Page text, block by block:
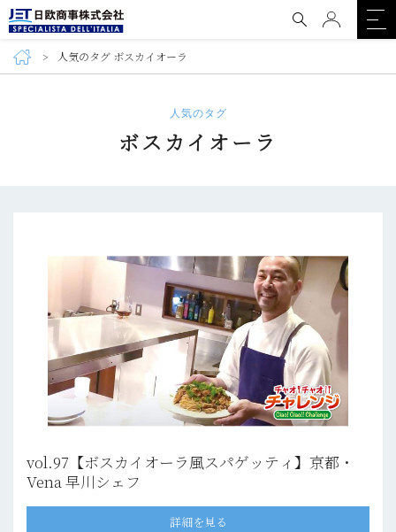
人気のタグ ボスカイオーラ
人気のタグ
ボスカイオーラ
vol.97【ボスカイオーラ風スパゲッティ】京都・
Vena 早川シェフ
詳細を見る